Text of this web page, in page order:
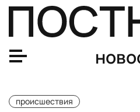
происшествия
В Свердловской области три